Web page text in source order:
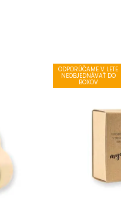
ODPORÚČAME V LETE
NEOBJEDNÁVAŤ DO
BOXOV